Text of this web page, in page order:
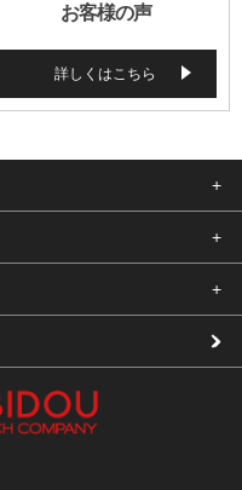
お客様の声
詳しくはこちら